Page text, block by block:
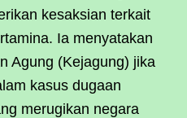
kesaksian terkait
Ia menyatakan
Agung (Kejagung) jika
kasus dugaan
merugikan negara